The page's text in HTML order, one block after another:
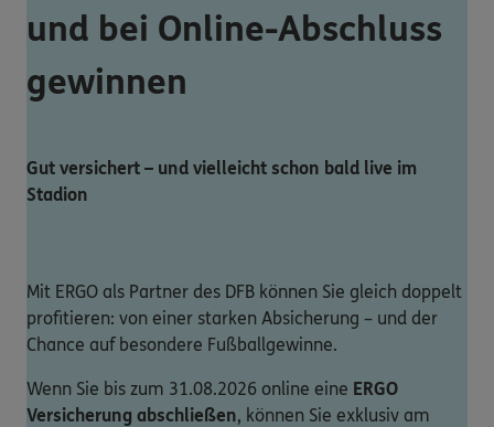
und bei Online-Abschluss
gewinnen
Gut versichert – und vielleicht schon bald live im
Stadion
Mit ERGO als Partner des DFB können Sie gleich doppelt
profitieren: von einer starken Absicherung – und der
Chance auf besondere Fußballgewinne.
Wenn Sie bis zum 31.08.2026 online eine ERGO
Versicherung abschließen, können Sie exklusiv am